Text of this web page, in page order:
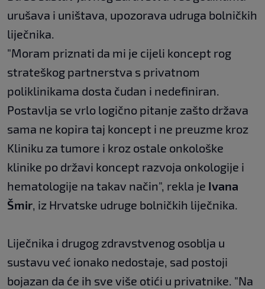
urušava i uništava, upozorava udruga bolničkih
liječnika.
"Moram priznati da mi je cijeli koncept rog
strateškog partnerstva s privatnom
poliklinikama dosta čudan i nedefiniran.
Postavlja se vrlo logično pitanje zašto država
sama ne kopira taj koncept i ne preuzme kroz
Kliniku za tumore i kroz ostale onkološke
klinike po državi koncept razvoja onkologije i
hematologije na takav način", rekla je Ivana
Šmir, iz Hrvatske udruge bolničkih liječnika.
Liječnika i drugog zdravstvenog osoblja u
sustavu već ionako nedostaje, sad postoji
bojazan da će ih sve više otići u privatnike. "Na